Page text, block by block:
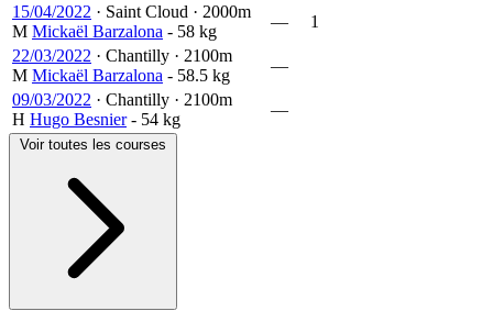
15/04/2022 · Saint Cloud · 2000m
M Mickaël Barzalona - 58 kg
—
1
22/03/2022 · Chantilly · 2100m
M Mickaël Barzalona - 58.5 kg
—
09/03/2022 · Chantilly · 2100m
H Hugo Besnier - 54 kg
—
Voir toutes les courses